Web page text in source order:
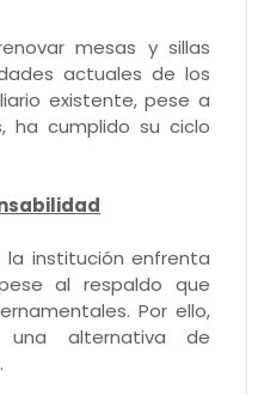
mesas y sillas
actuales de los
existente, pese a
ha cumplido su ciclo
la institución enfrenta
al respaldo que
Por ello,
una alternativa de